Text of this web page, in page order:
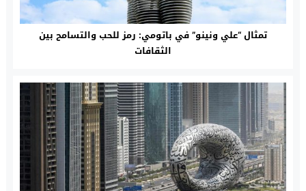
تمثال “علي ونينو” في باتومي: رمز للحب والتسامح بين
الثقافات